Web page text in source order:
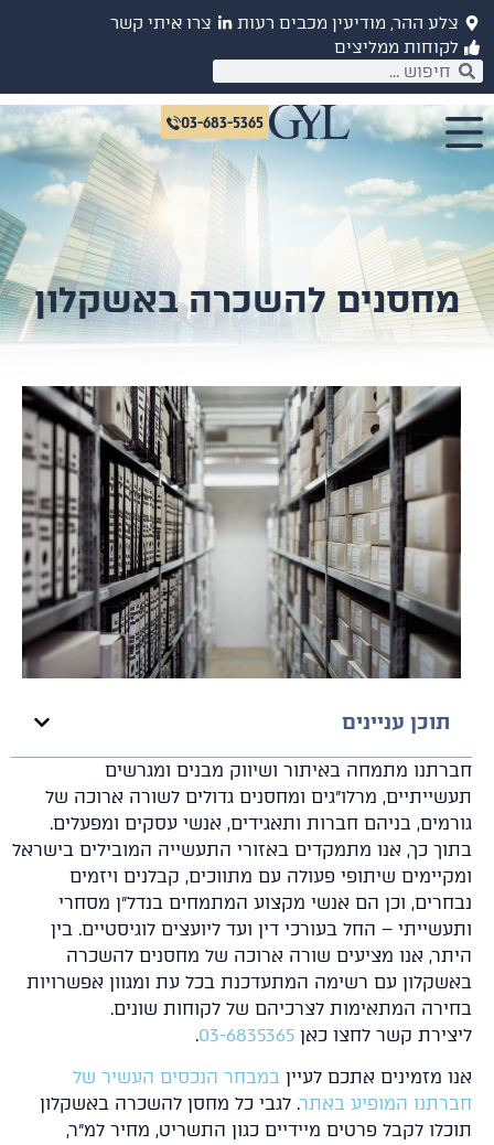
ההר, מודיעין מכבים רעות
צרו איתי קשר
ממליצים
03-683-5365
להשכרה באשקלון
תוכן עניינים
מתמחה באיתור ושיווק מבנים ומגרשים
מרלו"גים ומחסנים גדולים לשורה ארוכה של
בניהם חברות ותאגידים, אנשי עסקים ומפעלים.
כך, אנו מתמקדים באזורי התעשייה המובילים בישראל
שיתופי פעולה עם מתווכים, קבלנים ויזמים
וכן הם אנשי מקצוע המתמחים בנדל"ן מסחרי
– החל בעורכי דין ועד ליועצים לוגיסטיים. בין
אנו מציעים שורה ארוכה של מחסנים להשכרה
עם רשימה המתעדכנת בכל עת ומגוון אפשרויות
המתאימות לצרכיהם של לקוחות שונים.
קשר לחצו כאן 03-6835365
.
מזמינים אתכם לעייןבמבחר הנכסים העשיר של
המופיע באתר. לגבי כל מחסן להשכרה באשקלון
לקבל פרטים מיידיים כגון התשריט, מחיר למ"ר,